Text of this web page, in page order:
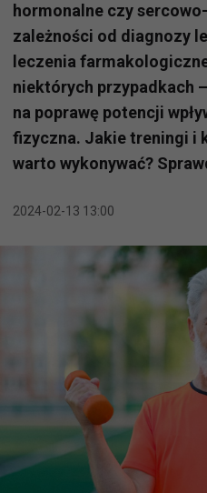
hormonalne czy
zależności od diagnozy
leczenia
niektórych przypadkach
na poprawę potencji
fizyczna. Jakie treningi i
warto wykonywać?
2024-02-13 13:00